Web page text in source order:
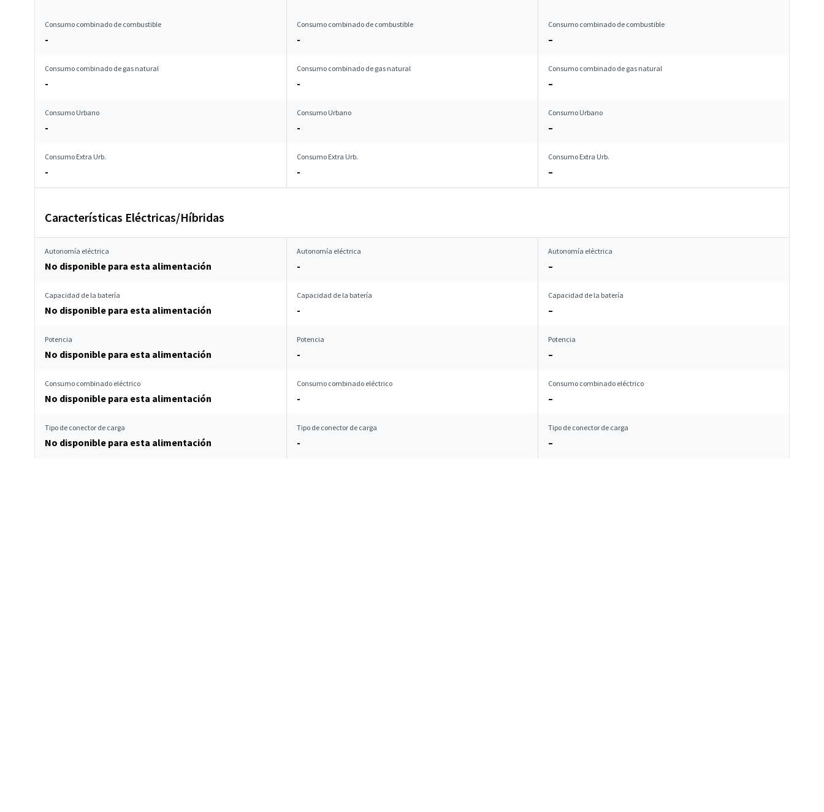
Consumo combinado de combustible
-
Consumo combinado de combustible
-
Consumo combinado de combustible
–
Consumo combinado de gas natural
-
Consumo combinado de gas natural
-
Consumo combinado de gas natural
–
Consumo Urbano
-
Consumo Urbano
-
Consumo Urbano
–
Consumo Extra Urb.
-
Consumo Extra Urb.
-
Consumo Extra Urb.
–
Características Eléctricas/Híbridas
Autonomía eléctrica
No disponible para esta alimentación
Autonomía eléctrica
-
Autonomía eléctrica
–
Capacidad de la batería
No disponible para esta alimentación
Capacidad de la batería
-
Capacidad de la batería
–
Potencia
No disponible para esta alimentación
Potencia
-
Potencia
–
Consumo combinado eléctrico
No disponible para esta alimentación
Consumo combinado eléctrico
-
Consumo combinado eléctrico
–
Tipo de conector de carga
No disponible para esta alimentación
Tipo de conector de carga
-
Tipo de conector de carga
–